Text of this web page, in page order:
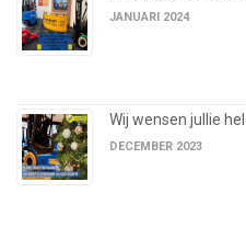
JANUARI 2024
Wij wensen jullie
DECEMBER 2023